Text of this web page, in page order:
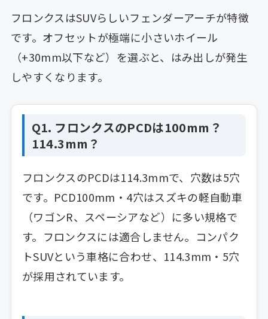
フロンクスはSUVらしいフェンダーアーチが特徴
です。オフセットが極端に小さいホイール
（+30mm以下など）を選ぶと、はみ出しが発生
しやすくなります。
Q1. フロンクスのPCDは100mm？
114.3mm？
フロンクスのPCDは114.3mmで、穴数は5穴
です。PCD100mm・4穴はスズキの軽自動車
（ワゴンR、スペーシアなど）に多い規格で
す。フロンクスには適合しません。コンパク
トSUVという車格に合わせ、114.3mm・5穴
が採用されています。